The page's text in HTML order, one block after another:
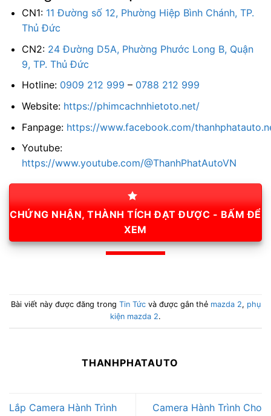
CN1: 11 Đường số 12, Phường Hiệp Bình Chánh, TP.
Thủ Đức
CN2: 24 Đường D5A, Phường Phước Long B, Quận
9, TP. Thủ Đức
Hotline: 0909 212 999 – 0788 212 999
Website: https://phimcachnhietoto.net/
Fanpage: https://www.facebook.com/
Youtube:
https://www.youtube.com/@ThanhPhatAutoVN
CHỨNG NHẬN, THÀNH TÍCH ĐẠT ĐƯỢC - BẤM ĐỂ
XEM
Bài viết này được đăng trong Tin Tứcvà được gắn thẻ mazda 2, phụ
kiện mazda 2.
THANHPHATAUTO
Lắp Camera Hành Trình
Camera Hành Trình Cho